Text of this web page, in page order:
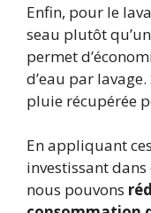
Enfin, pour le
seau plutôt
permet
d’eau par
pluie récupérée
En appliquant
investissant
nous pouvons